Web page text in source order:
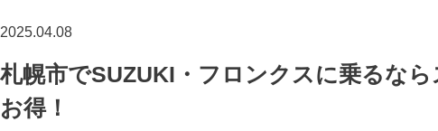
2025.04.08
札幌市でSUZUKI・フロンクスに乗るな
お得！